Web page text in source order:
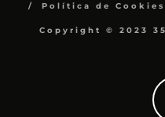
Política de Cookies
Copyright © 2023 35